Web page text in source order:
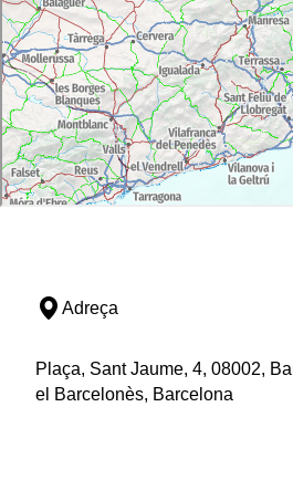
Adreça
Plaça, Sant Jaume, 4, 08002,
el Barcelonès, Barcelona